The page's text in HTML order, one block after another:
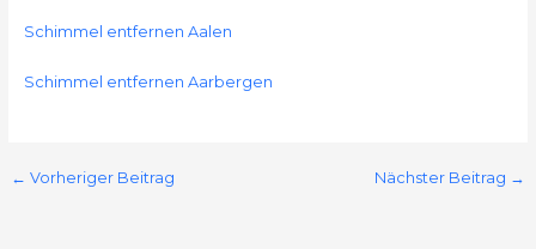
Schimmel entfernen Aalen
Schimmel entfernen Aarbergen
← Vorheriger Beitrag Nächster Beitrag →